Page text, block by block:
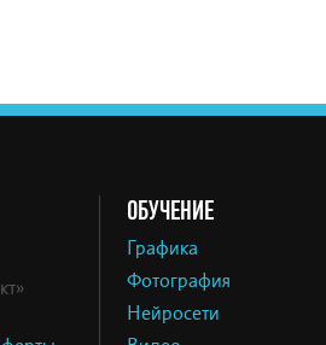
ОБУЧЕНИЕ
Графика
Фотография
Нейросети